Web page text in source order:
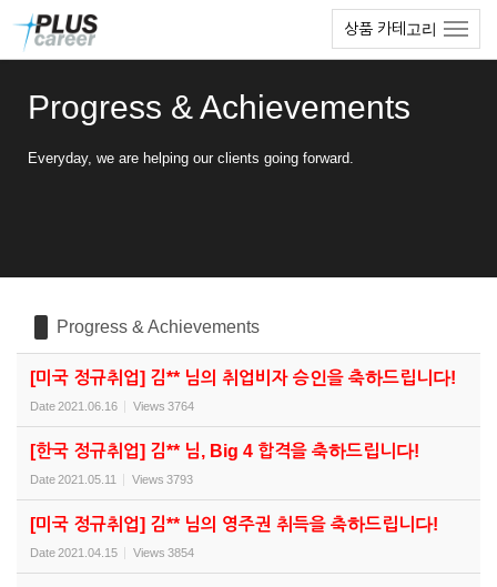
상품 카테고리
Progress & Achievements
Everyday, we are helping our clients going forward.
Progress & Achievements
[미국 정규취업] 김** 님의 취업비자 승인을 축하드립니다!
Date2021.06.16 Views 3764
[한국 정규취업] 김** 님, Big 4 합격을 축하드립니다!
Date2021.05.11 Views 3793
[미국 정규취업] 김** 님의 영주권 취득을 축하드립니다!
Date2021.04.15 Views 3854